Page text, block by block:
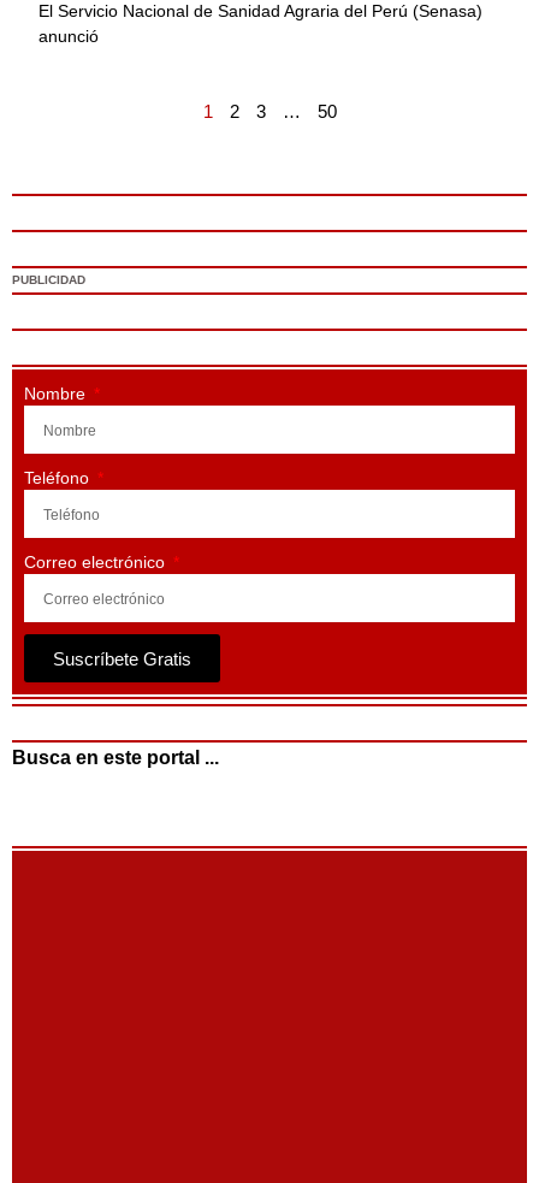
El Servicio Nacional de Sanidad Agraria del Perú (Senasa)
anunció
1 2 3 … 50
PUBLICIDAD
Nombre
Teléfono
Correo electrónico
Suscríbete Gratis
Busca en este portal ...